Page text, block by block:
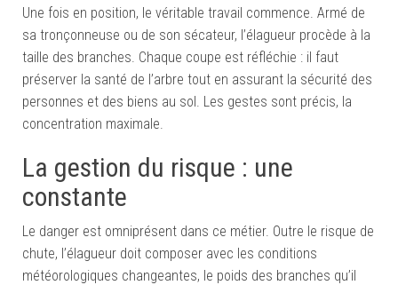
Une fois en position, le véritable travail commence. Armé de
sa tronçonneuse ou de son sécateur, l’élagueur procède à la
taille des branches. Chaque coupe est réfléchie : il faut
préserver la santé de l’arbre tout en assurant la sécurité des
personnes et des biens au sol. Les gestes sont précis, la
concentration maximale.
La gestion du risque : une
constante
Le danger est omniprésent dans ce métier. Outre le risque de
chute, l’élagueur doit composer avec les conditions
météorologiques changeantes, le poids des branches qu’il